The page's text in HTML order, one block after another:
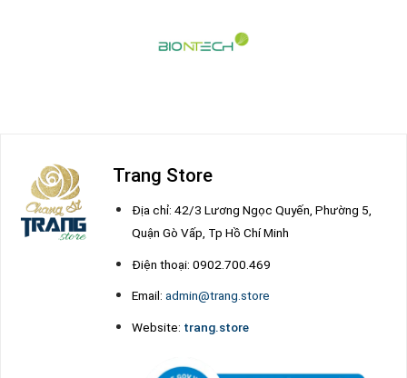
Trang Store
Địa chỉ: 42/3 Lương Ngọc Quyến, Phường 5,
Quận Gò Vấp, Tp Hồ Chí Minh
Điện thoại: 0902.700.469
Email:admin@trang.store
Website: trang.store